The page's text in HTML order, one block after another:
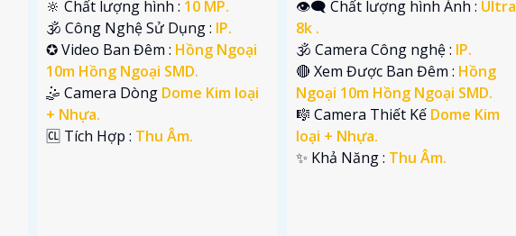
🔆 Chất lượng hình : 10 MP.
🕉️ Công Nghệ Sử Dụng : IP.
✪ Video Ban Đêm : Hồng Ngoại
10m Hồng Ngoại SMD.
🤹 Camera Dòng Dome Kim loại
+ Nhựa.
️🆑 Tích Hợp : Thu Âm.
👁️‍🗨 Chất lượng hình Ảnh : Ultra
8k .
🕉️ Camera Công nghệ : IP.
🔴 Xem Được Ban Đêm : Hồng
Ngoại 10m Hồng Ngoại SMD.
🎼️ Camera Thiết Kế Dome Kim
loại + Nhựa.
️✨ Khả Năng : Thu Âm.